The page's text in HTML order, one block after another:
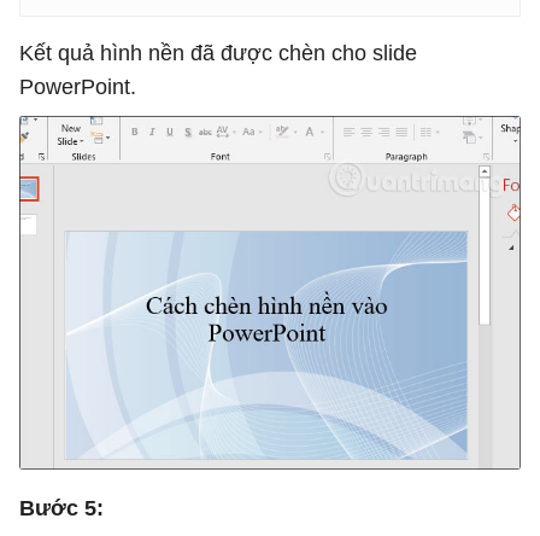
Kết quả hình nền đã được chèn cho slide
PowerPoint.
Bước 5: